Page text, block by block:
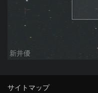
新井優
サイトマップ